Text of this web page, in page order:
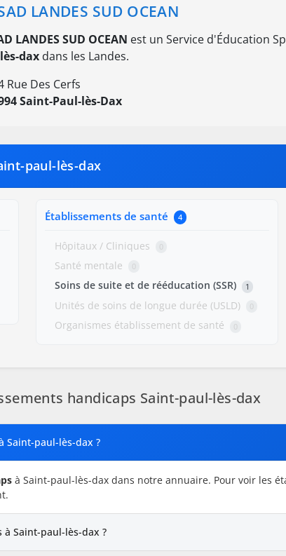
LANDES SUD OCEAN
LANDES SUD OCEAN est un Service d'Éducation
dax dans les Landes.
Rue Des Cerfs
Saint-Paul-lès-Dax
paul-lès-dax
Établissements de santé 4
Hôpitaux / Cliniques 0
Santé mentale 0
Soins de suite et de rééducation (SSR) 1
Unités de soins de longue durée (USLD) 0
Organismes établissement de santé 0
handicaps Saint-paul-lès-dax
Saint-paul-lès-dax ?
à Saint-paul-lès-dax dans notre annuaire. Pour voir les
Saint-paul-lès-dax ?